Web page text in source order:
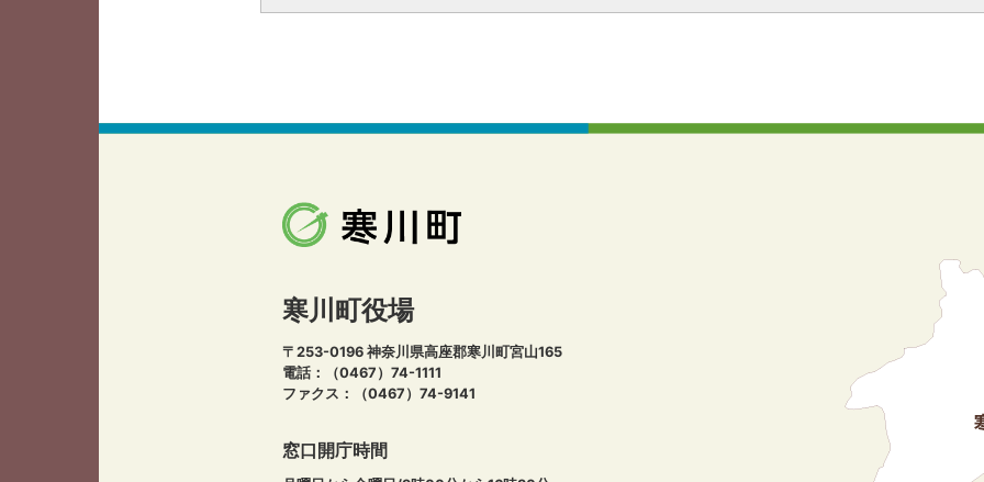
寒川町役場
〒253-0196 神奈川県高座郡寒川町宮山165
電話：（0467）74-1111
ファクス：（0467）74-9141
窓口開庁時間